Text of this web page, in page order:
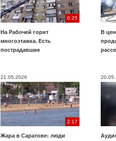
0:25
На Рабочей горит
многоэтажка. Есть
пострадавшие
В
21.05.2026
2:17
Жара в Саратове: люди